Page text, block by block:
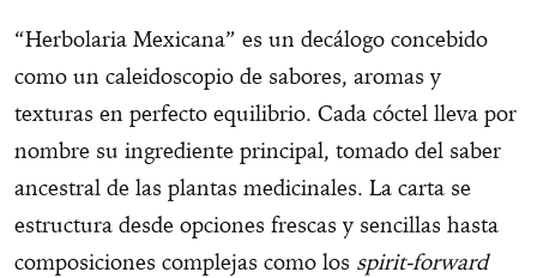
“Herbolaria Mexicana” es un decálogo concebido
como un caleidoscopio de sabores, aromas y
texturas en perfecto equilibrio. Cada cóctel lleva por
nombre su ingrediente principal, tomado del saber
ancestral de las plantas medicinales. La carta se
estructura desde opciones frescas y sencillas hasta
composiciones complejas como los spirit-forward